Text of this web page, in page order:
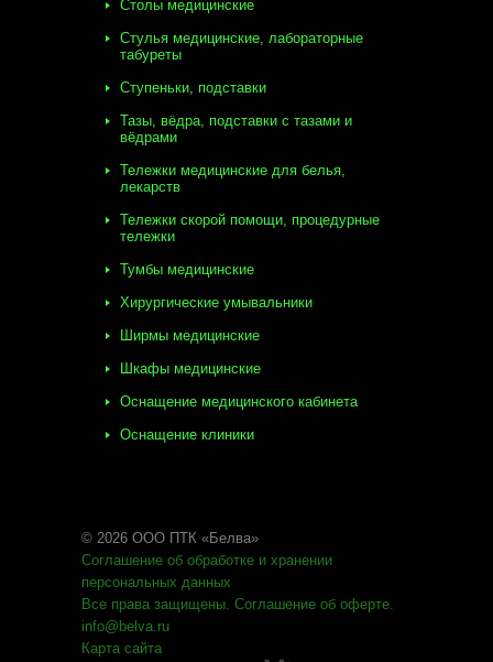
Столы медицинские
Стулья медицинские, лабораторные
табуреты
Ступеньки, подставки
Тазы, вёдра, подставки с тазами и
вёдрами
Тележки медицинские для белья,
лекарств
Тележки скорой помощи, процедурные
тележки
Тумбы медицинские
Хирургические умывальники
Ширмы медицинские
Шкафы медицинские
Оснащение медицинского кабинета
Оснащение клиники
© 2026 ООО ПТК «Белва»
Соглашение об обработке и хранении
персональных данных
Все права защищены. Соглашение об оферте.
info@belva.ru
Карта сайта